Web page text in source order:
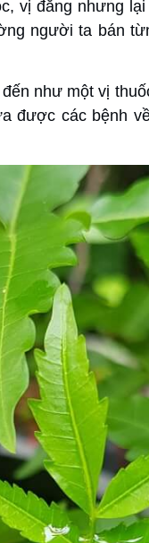
vị đắng nhưng
người ta bán
như một vị
được các bệnh